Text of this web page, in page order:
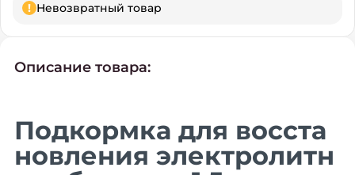
! Невозвратный товар
Описание товара:
Подкормка для восста
новления электролитн